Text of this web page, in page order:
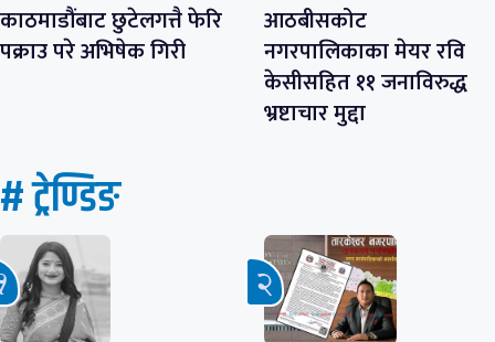
काठमाडौंबाट छुटेलगत्तै फेरि
पक्राउ परे अभिषेक गिरी
आठबीसकोट
नगरपालिकाका मेयर रवि
केसीसहित ११ जनाविरुद्ध
भ्रष्टाचार मुद्दा
# ट्रेण्डिङ